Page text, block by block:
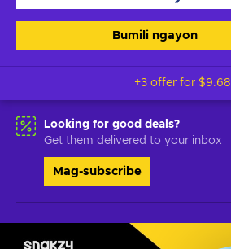
Bumili ngayon
+3 offer for $9.68
Looking for good deals?
Get them delivered to your inbox
Mag-subscribe